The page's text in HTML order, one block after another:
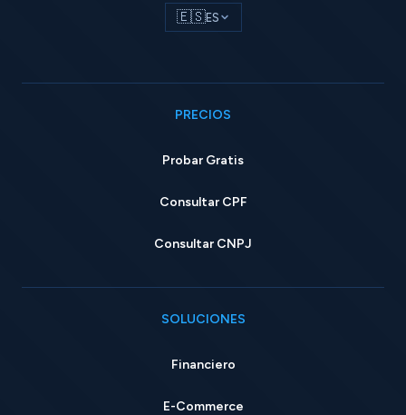
🇪🇸ES
PRECIOS
Probar Gratis
Consultar CPF
Consultar CNPJ
SOLUCIONES
Financiero
E-Commerce